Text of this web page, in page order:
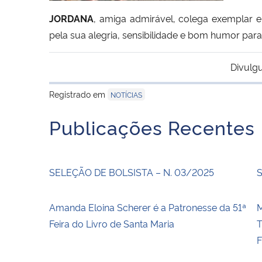
JORDANA, amiga admirável, colega exemplar
pela sua alegria, sensibilidade e bom humor
Registrado em NOTÍCIAS
Publicações Recentes
SELEÇÃO DE BOLSISTA – N. 03/2025
Amanda Eloina Scherer é a Patronesse da 51ª
Feira do Livro de Santa Maria